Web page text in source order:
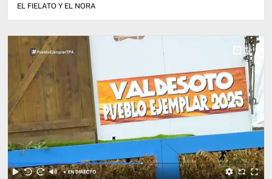
EL FIELATO Y EL NORA